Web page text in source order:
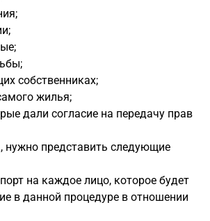
собственниках;
жилья;
дали согласие на передачу прав
нужно представить следующие
на каждое лицо, которое будет
в данной процедуре в отношении